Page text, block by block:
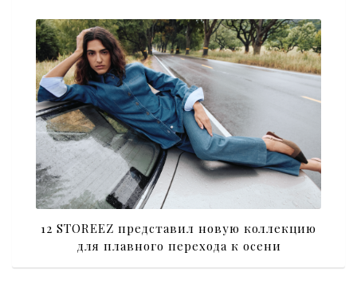
12 STOREEZ представил новую коллекцию
для плавного перехода к осени